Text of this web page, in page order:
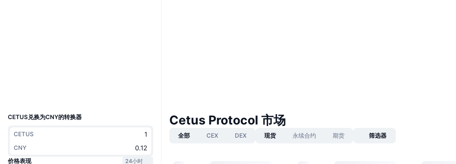
CETUS兑换为CNY的转换器
CETUS
CNY
价格表现
24小时
Cetus Protocol 市场
全部 CEX DEX 现货 永续合约 期货 筛选器